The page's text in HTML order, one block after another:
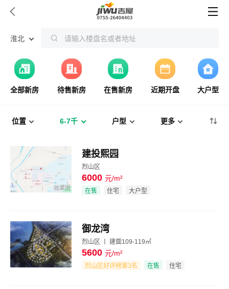

淮北  请输入楼盘名或者地址
全部新房 待售新房 在售新房 近期开盘 大户型
位置 6-7千 户型 更多
效果图
建投熙园
烈山区
6000 元/m²
在售 住宅 大户型
效果图
御龙湾
烈山区 丨 建面109-119㎡
5600 元/m²
烈山区好评榜第3名 在售
住宅